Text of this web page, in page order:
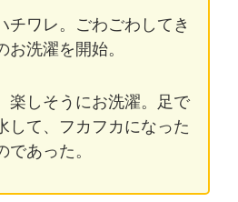
チワレ。ごわごわしてき
お洗濯を開始。
楽しそうにお洗濯。足で
して、フカフカになった
あった。